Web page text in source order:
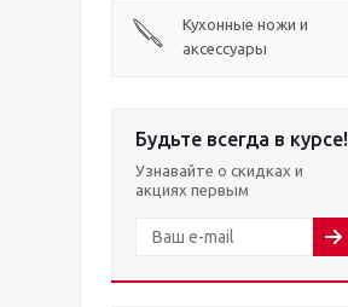
Кухонные ножи и
аксессуары
Будьте всегда в курсе!
Узнавайте о скидках и
акциях первым